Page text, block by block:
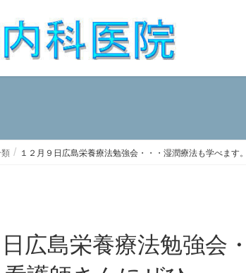
１２月９日広島栄養療法勉強会・・・湿潤療法も学べます